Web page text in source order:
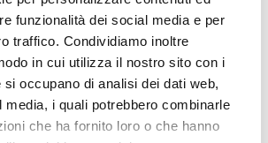
funzionalità dei social media e per
traffico. Condividiamo inoltre
in cui utilizza il nostro sito con i
occupano di analisi dei dati web,
media, i quali potrebbero combinarle
che ha fornito loro o che hanno
libri filosofici